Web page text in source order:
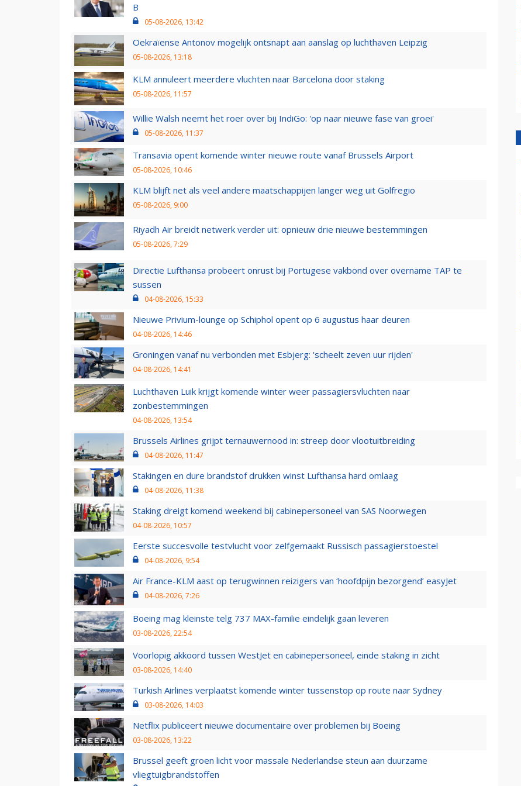
B
05-08-2026, 13:42
Oekraïense Antonov mogelijk ontsnapt aan aanslag op luchthaven Leipzig
05-08-2026, 13:18
KLM annuleert meerdere vluchten naar Barcelona door staking
05-08-2026, 11:57
Willie Walsh neemt het roer over bij IndiGo: 'op naar nieuwe fase van groei'
05-08-2026, 11:37
Transavia opent komende winter nieuwe route vanaf Brussels Airport
05-08-2026, 10:46
KLM blijft net als veel andere maatschappijen langer weg uit Golfregio
05-08-2026, 9:00
Riyadh Air breidt netwerk verder uit: opnieuw drie nieuwe bestemmingen
05-08-2026, 7:29
Directie Lufthansa probeert onrust bij Portugese vakbond over overname TAP te
sussen
04-08-2026, 15:33
Nieuwe Privium-lounge op Schiphol opent op 6 augustus haar deuren
04-08-2026, 14:46
Groningen vanaf nu verbonden met Esbjerg: 'scheelt zeven uur rijden'
04-08-2026, 14:41
Luchthaven Luik krijgt komende winter weer passagiersvluchten naar
zonbestemmingen
04-08-2026, 13:54
Brussels Airlines grijpt ternauwernood in: streep door vlootuitbreiding
04-08-2026, 11:47
Stakingen en dure brandstof drukken winst Lufthansa hard omlaag
04-08-2026, 11:38
Staking dreigt komend weekend bij cabinepersoneel van SAS Noorwegen
04-08-2026, 10:57
Eerste succesvolle testvlucht voor zelfgemaakt Russisch passagierstoestel
04-08-2026, 9:54
Air France-KLM aast op terugwinnen reizigers van ‘hoofdpijn bezorgend’ easyJet
04-08-2026, 7:26
Boeing mag kleinste telg 737 MAX-familie eindelijk gaan leveren
03-08-2026, 22:54
Voorlopig akkoord tussen WestJet en cabinepersoneel, einde staking in zicht
03-08-2026, 14:40
Turkish Airlines verplaatst komende winter tussenstop op route naar Sydney
03-08-2026, 14:03
Netflix publiceert nieuwe documentaire over problemen bij Boeing
03-08-2026, 13:22
Brussel geeft groen licht voor massale Nederlandse steun aan duurzame
vliegtuigbrandstoffen